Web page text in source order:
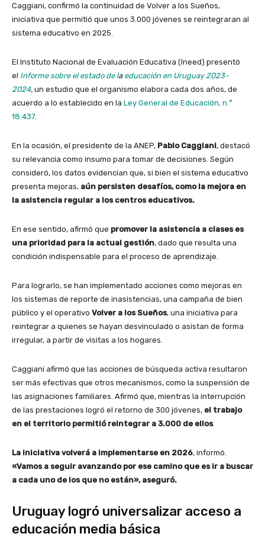
Caggiani, confirmó la continuidad de Volver a los Sueños,
iniciativa que permitió que unos 3.000 jóvenes se reintegraran al
sistema educativo en 2025.
El Instituto Nacional de Evaluación Educativa (Ineed) presentó
el Informe sobre el estado de laeducación en Uruguay 2023-
2024, un estudio que el organismo elabora cada dos años, de
acuerdo a lo establecido en la Ley General de Educación, n.°
18.437.
En la ocasión, el presidente de la ANEP, Pablo Caggiani, destacó
su relevancia como insumo para tomar de decisiones. Según
consideró, los datos evidencian que, si bien el sistema educativo
presenta mejoras, aún persisten desafíos, como la mejora en
la asistencia regular a los centros educativos.
En ese sentido, afirmó que promover la asistencia a clases es
una prioridad para la actual gestión, dado que resulta una
condición indispensable para el proceso de aprendizaje.
Para lograrlo, se han implementado acciones como mejoras en
los sistemas de reporte de inasistencias, una campaña de bien
público y el operativo Volver a los Sueños, una iniciativa para
reintegrar a quienes se hayan desvinculado o asistan de forma
irregular, a partir de visitas a los hogares.
Caggiani afirmó que las acciones de búsqueda activa resultaron
ser más efectivas que otros mecanismos, como la suspensión de
las asignaciones familiares. Afirmó que, mientras la interrupción
de las prestaciones logró el retorno de 300 jóvenes, el trabajo
en el territorio permitió reintegrar a 3.000 de ellos.
La iniciativa volverá a implementarse en 2026, informó.
«Vamos a seguir avanzando por ese camino que es ir a buscar
a cada uno de los que no están», aseguró.
Uruguay logró universalizar acceso a
educación media básica